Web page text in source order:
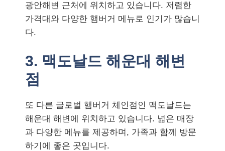
광안해변 근처에 위치하고 있습니다. 저렴한
가격대와 다양한 햄버거 메뉴로 인기가 많습니
다.
3. 맥도날드 해운대 해변
점
또 다른 글로벌 햄버거 체인점인 맥도날드는
해운대 해변에 위치하고 있습니다. 넓은 매장
과 다양한 메뉴를 제공하며, 가족과 함께 방문
하기에 좋은 곳입니다.